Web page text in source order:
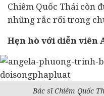
Chiêm Quốc Thái còn
những rắc rối trong
Hẹn hò với diễn viên
Bác sĩ Chiêm Quốc